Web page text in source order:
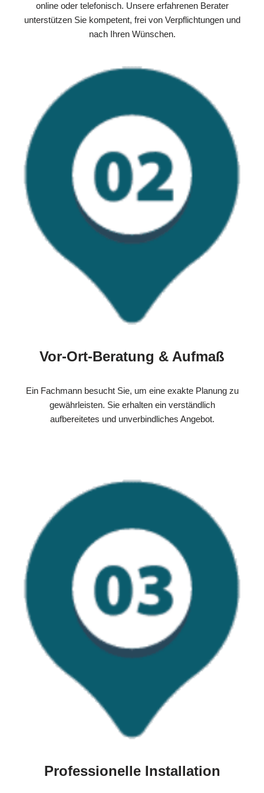
online oder telefonisch. Unsere erfahrenen Berater
unterstützen Sie kompetent, frei von Verpflichtungen und
nach Ihren Wünschen.
Vor-Ort-Beratung & Aufmaß
Ein Fachmann besucht Sie, um eine exakte Planung zu
gewährleisten. Sie erhalten ein verständlich
aufbereitetes und unverbindliches Angebot.
Professionelle Installation